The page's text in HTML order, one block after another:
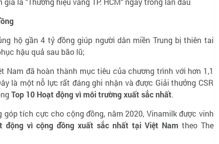
hộ gần 4 tỷ đồng giúp người dân miền Trung bị thiên tai
hậu quả sau bão lũ;
Nam đã hoàn thành mục tiêu của chương trình với hơn 1,1
là một nỗ lực rất đáng ghi nhận và được Giải thưởng CSR
Top 10 Hoạt động vì môi trường xuất sắc nhất.
góp tích cực cho cộng đồng, năm 2020, Vinamilk được vinh
động vì cộng đồng xuất sắc nhất tại Việt Nam theo The